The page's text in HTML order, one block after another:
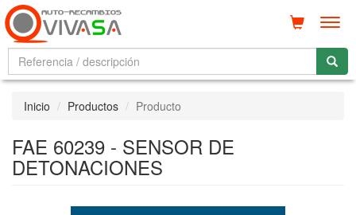
Inicio Productos Producto
FAE 60239 - SENSOR DE
DETONACIONES